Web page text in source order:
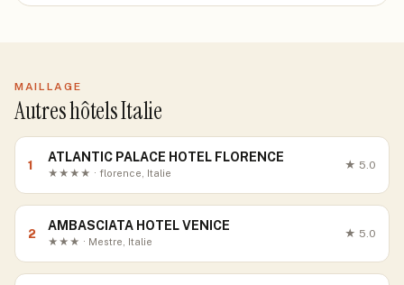
MAILLAGE
Autres hôtels Italie
1
ATLANTIC PALACE HOTEL FLORENCE
★★★★ · florence, Italie
★ 5.0
2
AMBASCIATA HOTEL VENICE
★★★ · Mestre, Italie
★ 5.0